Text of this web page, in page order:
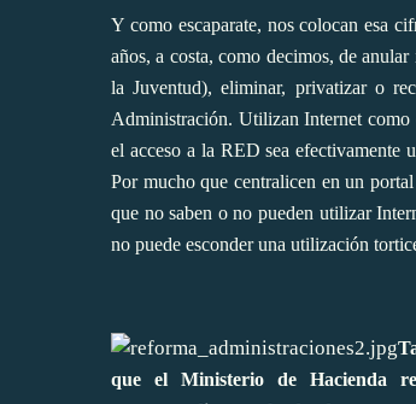
Y como escaparate, nos colocan esa
años, a costa, como decimos, de
la Juventud), eliminar, privatizar o
Administración. Utilizan Internet como
el acceso a la RED sea efectivamente
Por mucho que centralicen en un
que no saben o no pueden utilizar
no puede esconder una utilización
que el Ministerio de Hacienda